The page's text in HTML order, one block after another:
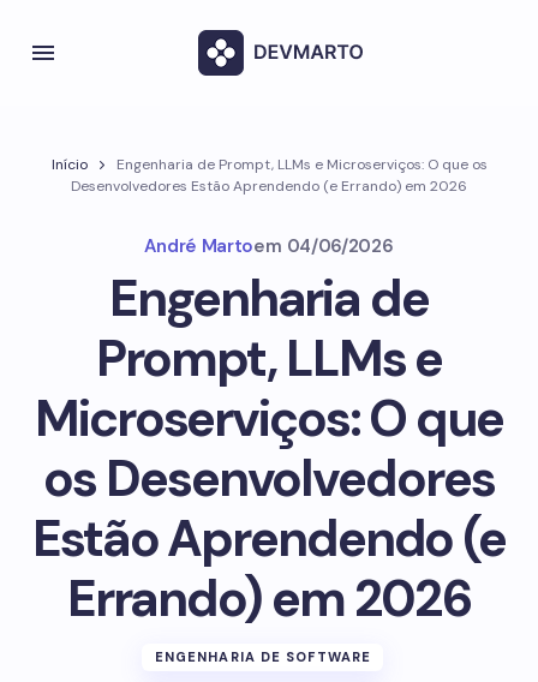
Início
Engenharia de Prompt, LLMs e Microserviços: O que os
Desenvolvedores Estão Aprendendo (e Errando) em 2026
André Martoem 04/06/2026
Engenharia de
Prompt, LLMs e
Microserviços: O que
os Desenvolvedores
Estão Aprendendo (e
Errando) em 2026
ENGENHARIA DE SOFTWARE